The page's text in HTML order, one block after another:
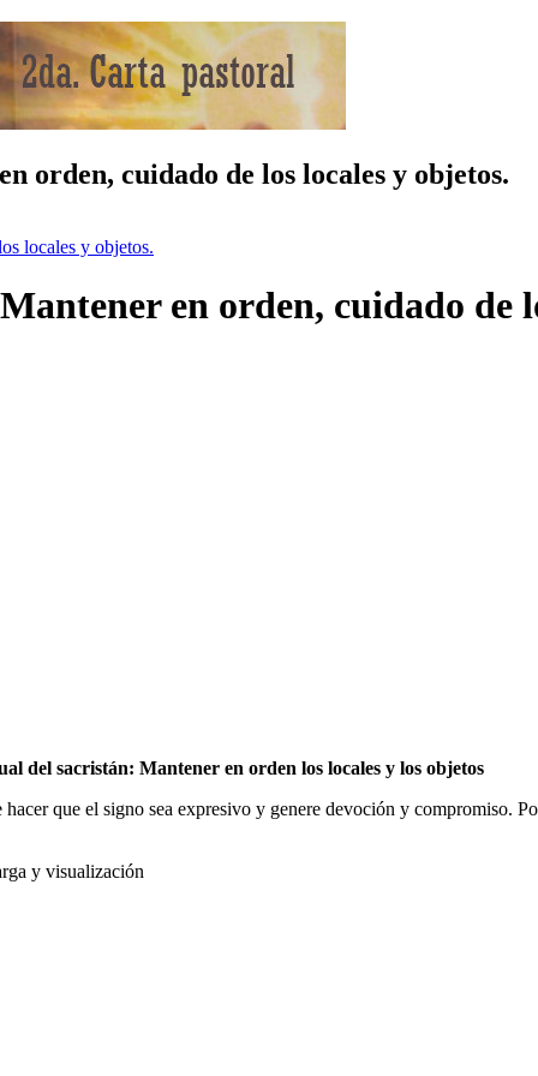
orden, cuidado de los locales y objetos.
locales y objetos.
en orden, cuidado de
del sacristán: Mantener en orden los locales y los objetos
que el signo sea expresivo y genere devoción y compromiso.
y visualización